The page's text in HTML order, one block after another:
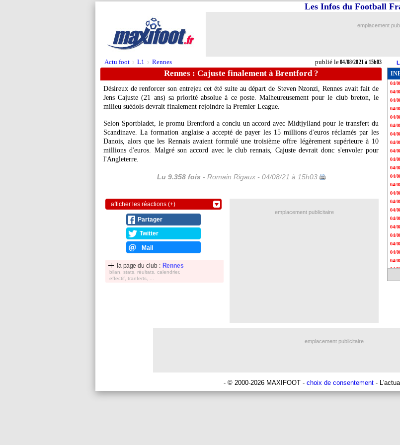
Actu foot > L1 > Rennes publié le04/08/2021 à 15h03
Les Infos du Football
emplacement
Rennes : Cajuste finalement à Brentford ?
Désireux de renforcer son entrejeu cet été suite au départ de Steven Nzonzi, Rennes avait fait de
Jens Cajuste (21 ans) sa priorité absolue à ce poste. Malheureusement pour le club breton, le
milieu suédois devrait finalement rejoindre la Premier League.
Selon Sportbladet, le promu Brentford a conclu un accord avec Midtjylland pour le transfert du
Scandinave. La formation anglaise a accepté de payer les 15 millions d'euros réclamés par les
Danois, alors que les Rennais avaient formulé une troisième offre légèrement supérieure à 10
millions d'euros. Malgré son accord avec le club rennais, Cajuste devrait donc s'envoler pour
l'Angleterre.
Lu 9.358 fois - Romain Rigaux - 04/08/21 à 15h03
afficher les réactions (+)
Partager
Twitter
Mail
la page du club : Rennes
bilan, stats, réultats, calendrier,
effectif, tranferts, ...
04/
04/
04/
04/
04/
04/
04/
04/
04/
04/
04/
04/
04/
04/
04/
04/
04/
04/
04/
04/
04/
04/
04/
04/
04/
04/
04/
emplacement publicitaire
emplacement publicitaire
- © 2000-2026 MAXIFOOT - choix de consentement -